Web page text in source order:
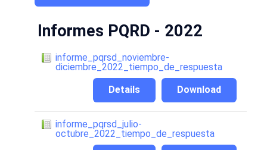
Informes PQRD - 2022
informe_pqrsd_noviembre-
diciembre_2022_tiempo_de_respuesta
Download
Details
informe_pqrsd_julio-
octubre_2022_tiempo_de_respuesta